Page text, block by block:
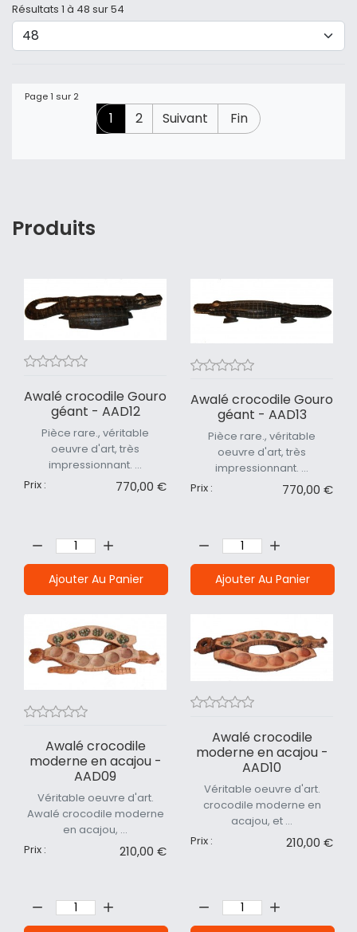
Résultats 1 à 48 sur 54
Page 1 sur 2
1 2 Suivant Fin
Produits
Awalé crocodile Gouro
géant - AAD12
Pièce rare., véritable
oeuvre d'art, très
impressionnant. ...
Prix :
770,00 €
Ajouter Au Panier
Awalé crocodile Gouro
géant - AAD13
Pièce rare., véritable
oeuvre d'art, très
impressionnant. ...
Prix :
770,00 €
Ajouter Au Panier
Awalé crocodile
moderne en acajou -
AAD09
Véritable oeuvre d'art.
Awalé crocodile moderne
en acajou, ...
Prix :
210,00 €
Awalé crocodile
moderne en acajou -
AAD10
Véritable oeuvre d'art.
crocodile moderne en
acajou, et ...
Prix :
210,00 €